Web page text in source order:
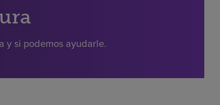
y si podemos ayudarle.